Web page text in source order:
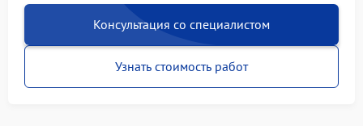
Консультация со специалистом
Узнать стоимость работ